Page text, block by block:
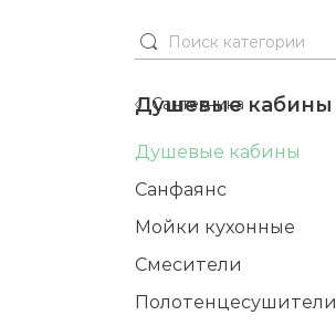
Сантехника
Душевые кабины
Душевые кабины
Санфаянс
Мойки кухонные
Смесители
Полотенцесушители